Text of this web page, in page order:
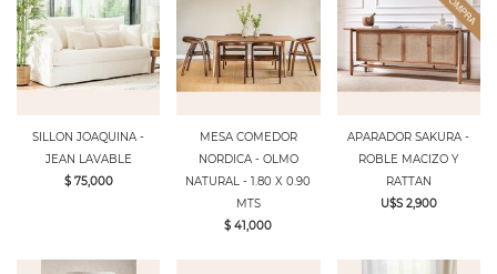
SILLON JOAQUINA -
JEAN LAVABLE
$ 75,000
MESA COMEDOR
NORDICA - OLMO
NATURAL - 1.80 X 0.90
MTS
$ 41,000
APARADOR SAKURA -
ROBLE MACIZO Y
RATTAN
U$S 2,900